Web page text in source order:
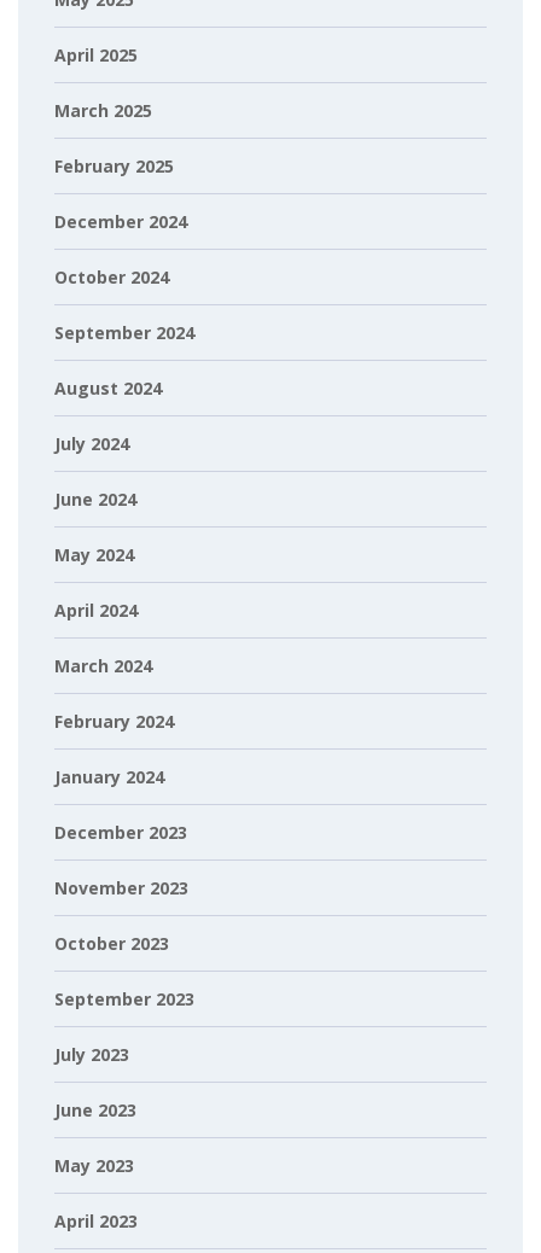
April 2025
March 2025
February 2025
December 2024
October 2024
September 2024
August 2024
July 2024
June 2024
May 2024
April 2024
March 2024
February 2024
January 2024
December 2023
November 2023
October 2023
September 2023
July 2023
June 2023
May 2023
April 2023